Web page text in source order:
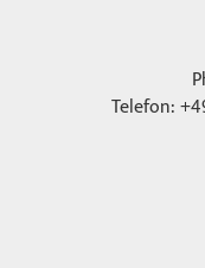
Telefon: